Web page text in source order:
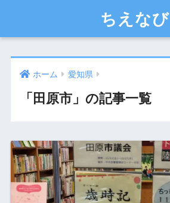
ちえなび
ホーム 愛知県
「田原市」の記事一覧